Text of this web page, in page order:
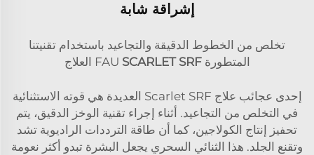
إشراقة شابة
تخلص من الخطوط الدقيقة والتجاعيد باستخدام تقنيتنا
المتطورة FAUSCARLET SRF العلاج
إحدى عجائب علاج Scarlet SRF العديدة هي قوته الاستثنائية
في التخلص من التجاعيد. أثناء إجراء تقنية الوخز الدقيق، يتم
تحفيز إنتاج الكولاجين، كما أن طاقة الترددات الراديوية تشد
وتقنع الجلد. هذا الثنائي السحري يجعل البشرة تبدو أكثر نعومة